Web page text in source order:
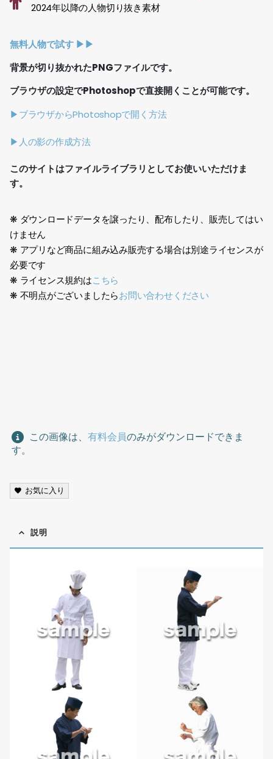
2024年以降の人物切り抜き素材
無料人物で試す ▶︎▶︎
背景が切り抜かれたPNGファイルです。
ブラウザの設定でPhotoshopで直接開くことが可能です。
▶ブラウザからPhotoshopで開く方法
▶人の影の作成方法
このサイトはファイルライブラリとしてお使いいただけま
す。
❋ ダウンロードデータを譲ったり、配布したり、販売してはい
けません
❋ アプリなど商品に組み込み販売する場合は別途ライセンスが
必要です
❋ ライセンス規約はこちら
❋ 不明点がございましたらお問い合わせください
この画像は、 有料会員のみがダウンロードできま
す。
お気に入り
説明